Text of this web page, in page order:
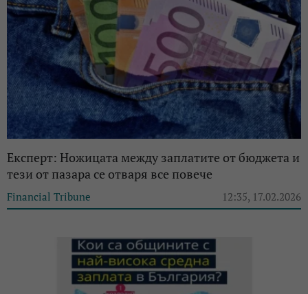
Експерт: Ножицата между заплатите от бюджета и
тези от пазара се отваря все повече
Financial Tribune 12:35, 17.02.2026